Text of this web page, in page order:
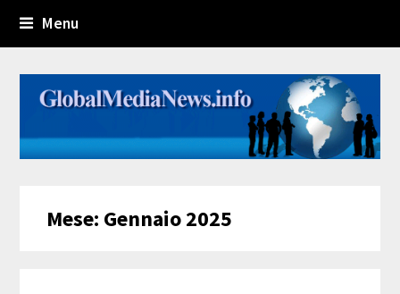
Menu
Mese: Gennaio 2025